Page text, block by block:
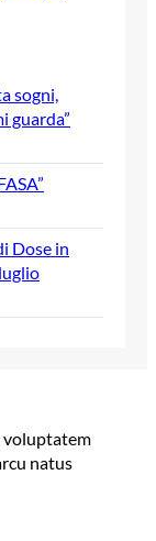
sogni,
guarda”
Dose in
voluptatem
natus